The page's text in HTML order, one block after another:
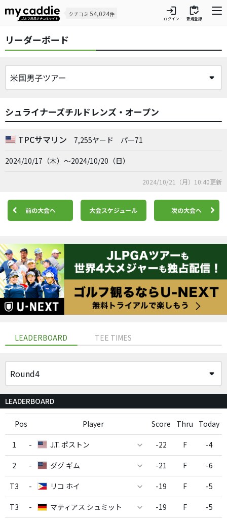
クチコミ 54,024件 login
ログイン
inventory
新規登録
リーダーボード
シュライナーズチルドレンズ・オープン
TPCサマリン 7,255ヤード パー71
2024/10/17（木）～2024/10/20（日）
2024/10/21（月）10:40更新
前の大会へ 大会スケジュール 次の大会へ
LEADERBOARD TEE TIMES
LEADERBOARD
Pos Player Score Thru Today
1 - J.T. ポストン -22 F -4
2 - ダグ ギム -21 F -6
T3 - リコ ホイ -19 F -5
T3 - マティアス シュミット -19 F -5